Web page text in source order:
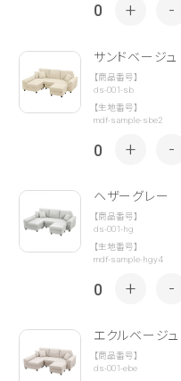
0 + -
サンドベージュ
【商品番号】
ds-001-sb
【生地番号】
mdf-sample-sbe2
0 + -
ヘザーグレー
【商品番号】
ds-001-hg
【生地番号】
mdf-sample-hgy4
0 + -
エクルベージュ
【商品番号】
ds-001-ebe